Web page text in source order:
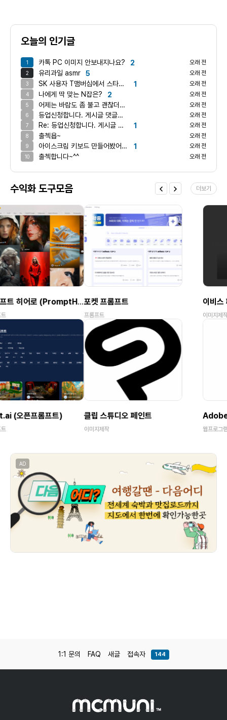
다시 활동해야겠네요. 이정도면 짤스튜디오보다 좋은듯..
오늘의 인기글
1 카톡 PC 이미지 안보내지나요? 2 오래 전
2 유리과일 asmr 5 오래 전
3 SK 사용자 T맴버십에서 스타벅스쿠폰 받으셔요 1 오래 전
4 나에게 딱 맞는 N잡은? 2 오래 전
5 어제는 바람도 좀 불고 괜찮더만 오늘은 어마어마하게 덥네요 ㅋ 오래 전
6 등업신청합니다. 게시글 댓글쓰기 완료했습니다. 오래 전
7 Re: 등업신청합니다. 게시글 댓글쓰기 완료했습니다. 1 오래 전
8 출첵욥~ 오래 전
9 아이스크림 키보드 만들어봤어요! 1 오래 전
10 출첵합니다~^^ 오래 전
수익화 도구모음 더보기
이비스 페인트 메디방페인트
Adobe Photoshop Online Microsoft Office Online
웹프로그램
AD
1:1 문의 FAQ 새글 접속자 144